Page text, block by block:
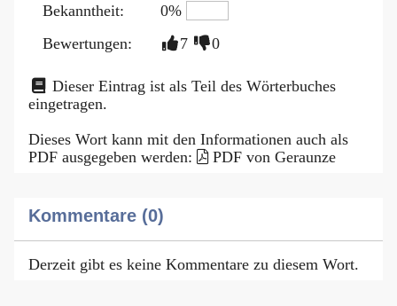
Bekanntheit:
0%
Bewertungen:
7 0
Dieser Eintrag ist als Teil des Wörterbuches
eingetragen.
Dieses Wort kann mit den Informationen auch als
PDF ausgegeben werden:
PDF von Geraunze
Kommentare (0)
Derzeit gibt es keine Kommentare zu diesem Wort.